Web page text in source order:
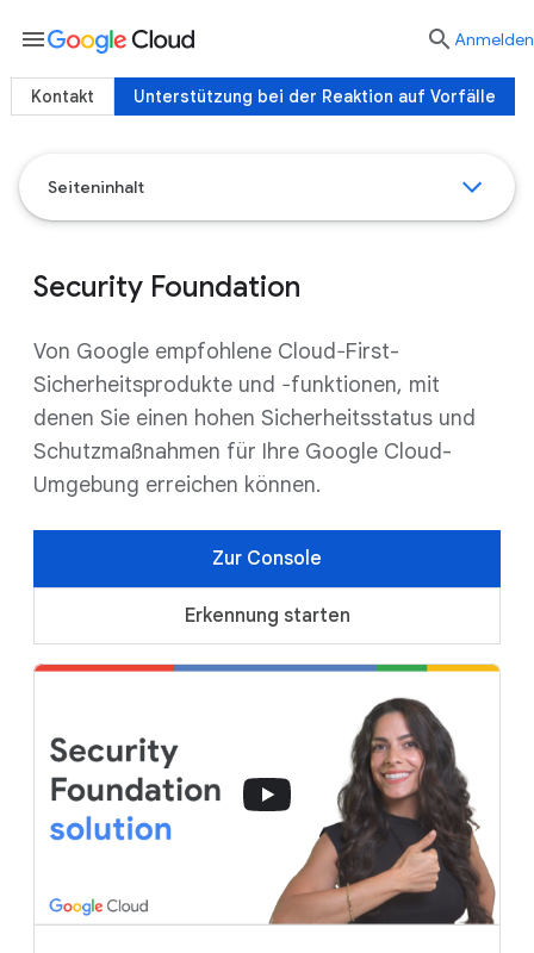
Seiteninhalt
Security Foundation
Von Google empfohlene Cloud‐First-
Sicherheitsprodukte und ‐funktionen, mit
denen Sie einen hohen Sicherheitsstatus und
Schutzmaßnahmen für Ihre Google Cloud-
Umgebung erreichen können.
Zur Console
Erkennung starten
menu  Anmelden
Unterstützung bei der Reaktion auf Vorfälle
Kontakt